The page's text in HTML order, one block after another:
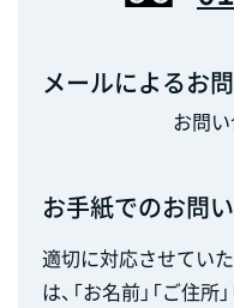
メールによるお
お問
お手紙でのお問
適切に対応させてい
は、「お名前」「ご住